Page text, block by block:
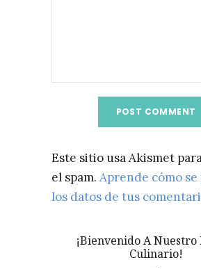
Este sitio usa Akismet
el spam. Aprende cómo se
los datos de tus
¡Bienvenido A Nuestro
Culinario!